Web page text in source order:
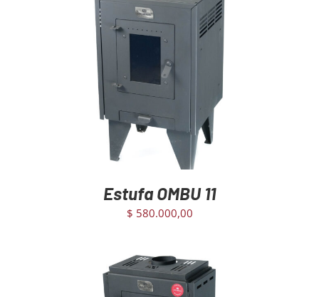
AGREGAR AL CARRITO DETAILS
Estufa OMBU 11
$ 580.000,00